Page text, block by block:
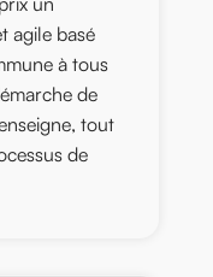
agile basé
à tous
de
tout
de